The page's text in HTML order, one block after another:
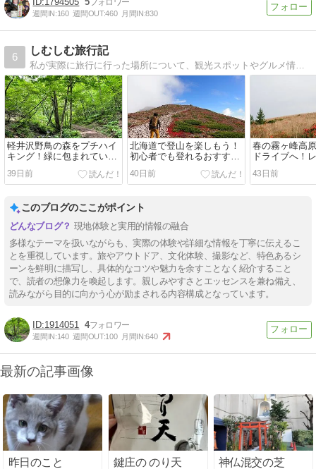
週間IN:160 週間OUT:460 月間IN:830
6
しむしむ旅行記
私が実際に旅行に行った場所について、観光スポットやグルメ情報、かかった料金などの情報を掲載しているブログです。
軽井沢野鳥の森をプチハイ
キング！緑に包まれていて
森林浴が気持ち良い場所。
野生の猿も登場したよ
39日前
北海道で登山を楽しもう！
初心者でも登れるおすすめ
コースやヒグマ対策、注意
点を詳しく紹介します
40日前
春の霧ヶ峰高
ドライブへ！
が咲き始め花
花を愛でなが
43日前
このブログのここがポイント
現地体験と実用的情報の融合
多様なテーマを扱いながらも、実際の体験や詳細な情報を丁寧に伝えるこ
とを重視しています。旅やアウトドア、文化体験、撮影など、特色あるシ
ーンを鮮明に描写し、具体的なコツや魅力を余すことなく紹介すること
で、読者の想像力を喚起します。親しみやすさとエッセンスを兼ね備え、
読みながら目的に向かう心が励まされる内容構成となっています。
1914051 4
週間IN:140 週間OUT:100 月間IN:640
最新の記事画像
昨日のこと
鍵庄の のり天
神仏混交の芝